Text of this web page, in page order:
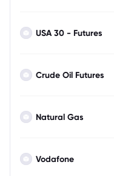
USA 30 - Futures
Crude Oil Futures
Natural Gas
Vodafone